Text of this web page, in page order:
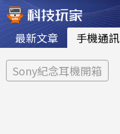
最新文章 手機通訊
Sony紀念耳機開箱